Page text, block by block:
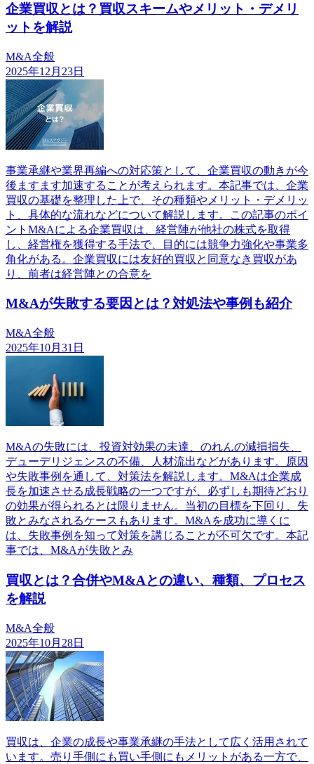
企業買収とは？買収スキームやメリット・デメリ
ットを解説
M&A全般
2025年12月23日
事業承継や業界再編への対応策として、企業買収の動きが今
後ますます加速することが考えられます。本記事では、企業
買収の基礎を整理した上で、その種類やメリット・デメリッ
ト、具体的な流れなどについて解説します。この記事のポイ
ントM&Aによる企業買収は、経営陣が他社の株式を取得
し、経営権を獲得する手法で、目的には競争力強化や事業多
角化がある。企業買収には友好的買収と同意なき買収があ
り、前者は経営陣との合意を
M&Aが失敗する要因とは？対処法や事例も紹介
M&A全般
2025年10月31日
M&Aの失敗には、投資対効果の未達、のれんの減損損失、
デューデリジェンスの不備、人材流出などがあります。原因
や失敗事例を通して、対策法を解説します。M&Aは企業成
長を加速させる成長戦略の一つですが、必ずしも期待どおり
の効果が得られるとは限りません。当初の目標を下回り、失
敗とみなされるケースもあります。M&Aを成功に導くに
は、失敗事例を知って対策を講じることが不可欠です。本記
事では、M&Aが失敗とみ
買収とは？合併やM&Aとの違い、種類、プロセス
を解説
M&A全般
2025年10月28日
買収は、企業の成長や事業承継の手法として広く活用されて
います。売り手側にも買い手側にもメリットがある一方で、